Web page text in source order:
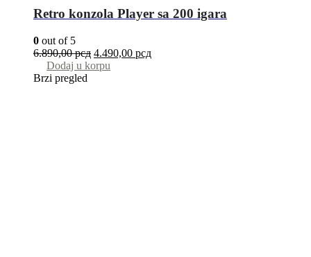
Retro konzola Player sa 200 igara
0 out of 5
6.890,00рсд 4.490,00 рсд
Dodaj u korpu
Brzi pregled